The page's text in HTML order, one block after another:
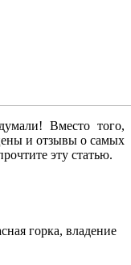
Вместо того,
и отзывы о самых
эту статью.
горка, владение